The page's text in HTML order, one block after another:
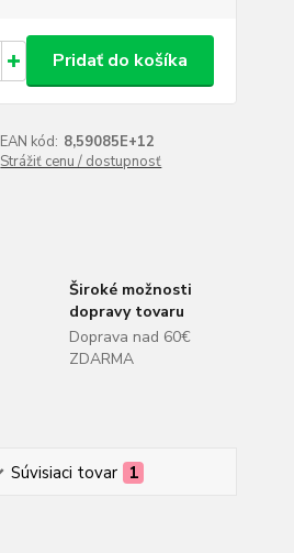
Pridať do košíka
EAN kód: 8,59085E+12
Strážiť cenu / dostupnosť
Široké možnosti
dopravy tovaru
Doprava nad 60€
ZDARMA
Súvisiaci tovar 1